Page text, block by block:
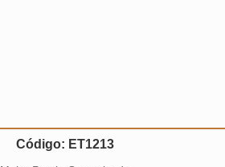
Código: ET1213